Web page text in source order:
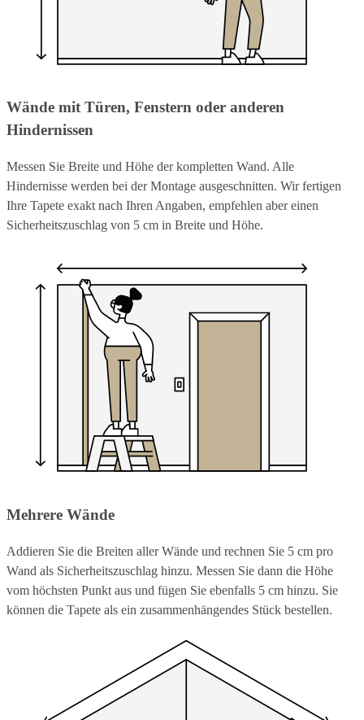
Wände mit Türen, Fenstern oder anderen
Hindernissen
Messen Sie Breite und Höhe der kompletten Wand. Alle
Hindernisse werden bei der Montage ausgeschnitten. Wir fertigen
Ihre Tapete exakt nach Ihren Angaben, empfehlen aber einen
Sicherheitszuschlag von 5 cm in Breite und Höhe.
Mehrere Wände
Addieren Sie die Breiten aller Wände und rechnen Sie 5 cm pro
Wand als Sicherheitszuschlag hinzu. Messen Sie dann die Höhe
vom höchsten Punkt aus und fügen Sie ebenfalls 5 cm hinzu. Sie
können die Tapete als ein zusammenhängendes Stück bestellen.